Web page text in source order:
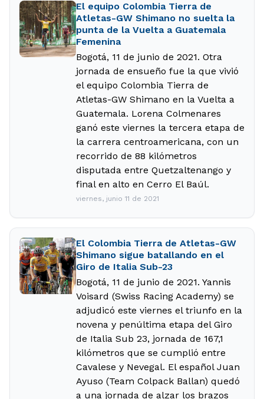
El equipo Colombia Tierra de
Atletas-GW Shimano no suelta la
punta de la Vuelta a Guatemala
Femenina
Bogotá, 11 de junio de 2021. Otra
jornada de ensueño fue la que vivió
el equipo Colombia Tierra de
Atletas-GW Shimano en la Vuelta a
Guatemala. Lorena Colmenares
ganó este viernes la tercera etapa de
la carrera centroamericana, con un
recorrido de 88 kilómetros
disputada entre Quetzaltenango y
final en alto en Cerro El Baúl.
viernes, junio 11 de 2021
El Colombia Tierra de Atletas-GW
Shimano sigue batallando en el
Giro de Italia Sub-23
Bogotá, 11 de junio de 2021. Yannis
Voisard (Swiss Racing Academy) se
adjudicó este viernes el triunfo en la
novena y penúltima etapa del Giro
de Italia Sub 23, jornada de 167,1
kilómetros que se cumplió entre
Cavalese y Nevegal. El español Juan
Ayuso (Team Colpack Ballan) quedó
a una jornada de alzar los brazos